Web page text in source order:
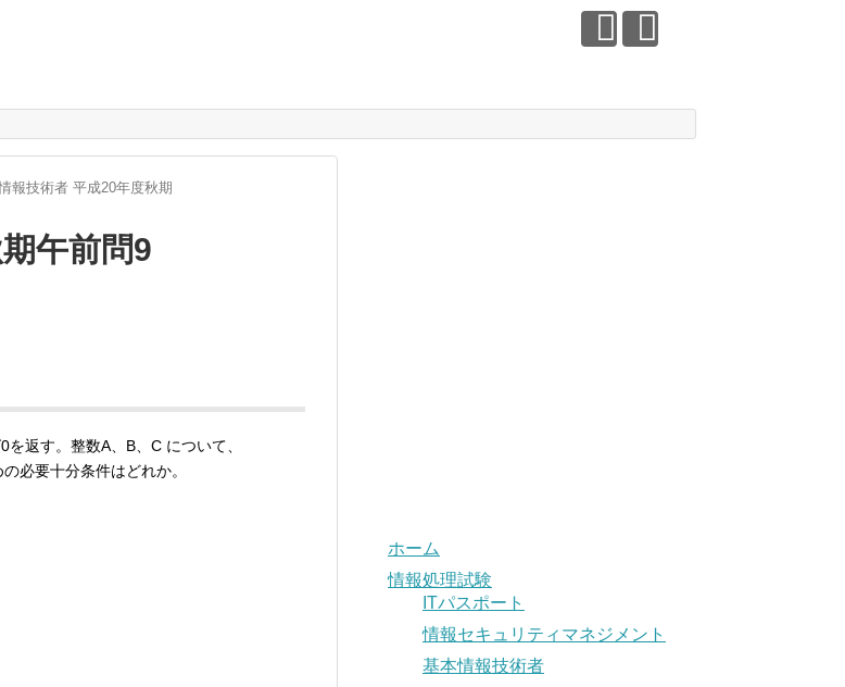
報技術者 平成20年度秋期
午前問9
返す。整数A、B、C について、
必要十分条件はどれか。
ホーム
情報処理試験
ITパスポート
情報セキュリティマネジメント
基本情報技術者